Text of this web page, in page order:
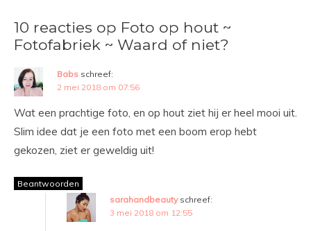
10 reacties op Foto op hout ~
Fotofabriek ~ Waard of niet?
Babs schreef:
2 mei 2018 om 07:56
Wat een prachtige foto, en op hout ziet hij er heel mooi uit.
Slim idee dat je een foto met een boom erop hebt
gekozen, ziet er geweldig uit!
Beantwoorden
sarahandbeauty schreef:
3 mei 2018 om 12:55